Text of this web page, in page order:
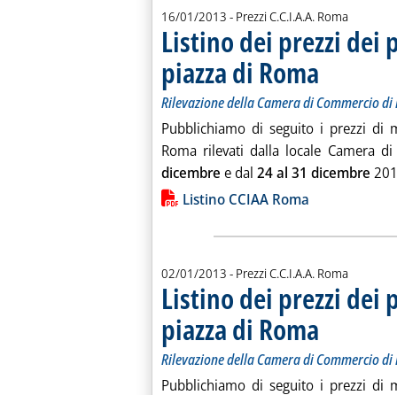
16/01/2013 - Prezzi C.C.I.A.A. Roma
Listino dei prezzi
piazza di Roma . Sottotitolo:
. Pubblicata
Rilevazione della Camera di Commercio di
Pubblichiamo di seguito i prezzi di
Roma rilevati dalla locale Camera
dicembre e dal 24 al 31 dicembre
Lista allegati PDF alla notizia
Listino CCIAA Roma
02/01/2013 - Prezzi C.C.I.A.A. Roma
Listino dei prezzi
piazza di Roma . Sottotitolo:
. Pubblicata
Rilevazione della Camera di Commercio di
Pubblichiamo di seguito i prezzi di